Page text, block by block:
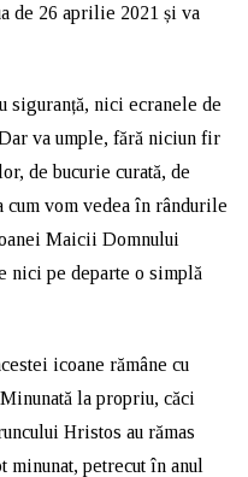
de 26 aprilie 2021 și va
siguranță, nici ecranele de
va umple, fără niciun fir
de bucurie curată, de
cum vom vedea în rândurile
Maicii Domnului
nici pe departe o simplă
icoane rămâne cu
la propriu, căci
Hristos au rămas
petrecut în anul